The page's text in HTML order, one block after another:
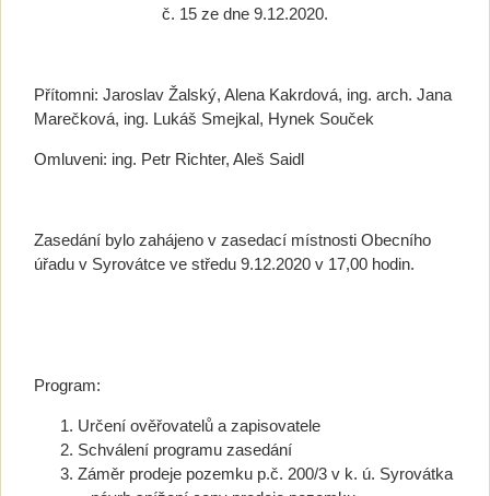
č. 15 ze dne 9.12.2020.
Přítomni: Jaroslav Žalský, Alena Kakrdová, ing. arch. Jana
Marečková, ing. Lukáš Smejkal, Hynek Souček
Omluveni: ing. Petr Richter, Aleš Saidl
Zasedání bylo zahájeno v zasedací místnosti Obecního
úřadu v Syrovátce ve středu 9.12.2020 v 17,00 hodin.
Program:
Určení ověřovatelů a zapisovatele
Schválení programu zasedání
Záměr prodeje pozemku p.č. 200/3 v k. ú. Syrovátka